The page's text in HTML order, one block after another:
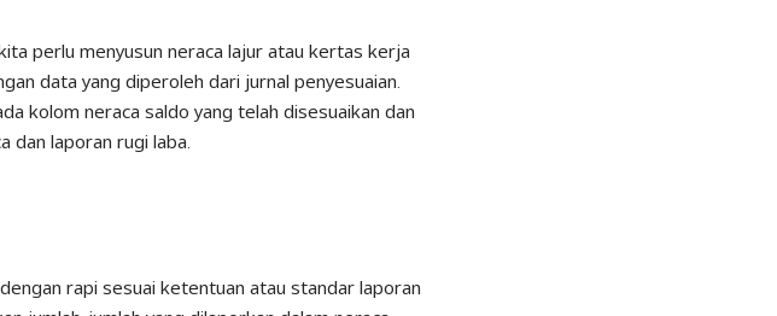
perlu menyusun neraca lajur atau kertas kerja
data yang diperoleh dari jurnal penyesuaian.
kolom neraca saldo yang telah disesuaikan dan
dan laporan rugi laba.
rapi sesuai ketentuan atau standar laporan